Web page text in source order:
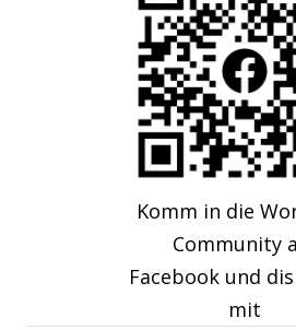
Komm in die
Community
Facebook und
mit